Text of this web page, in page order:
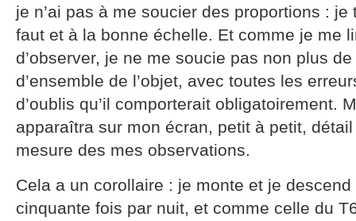
je n’ai pas à me soucier des proportions :
faut et à la bonne échelle. Et comme je me
d’observer, je ne me soucie pas non plus
d’ensemble de l’objet, avec toutes les
d’oublis qu’il comporterait obligatoirement.
apparaîtra sur mon écran, petit à petit,
mesure des mes observations.
Cela a un corollaire : je monte et je descend
cinquante fois par nuit, et comme celle du